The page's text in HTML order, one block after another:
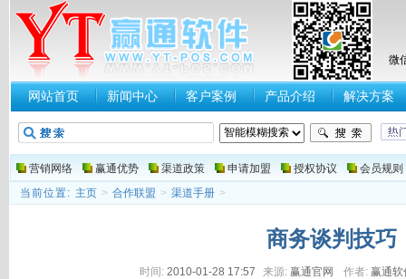
微
网站首页 新闻中心 客户案例 产品介绍 解决方案
营销网络 赢通优势 渠道政策 申请加盟 授权协议
会员规则
当前位置: 主页 > 合作联盟 > 渠道手册 >
商务谈判技巧
时间: 2010-01-28 17:57 来源: 赢通官网 作者: 赢通